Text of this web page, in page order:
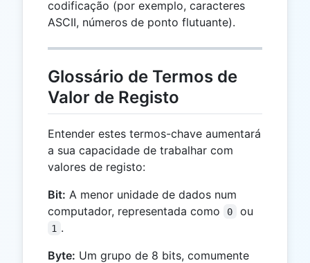
codificação (por exemplo, caracteres
ASCII, números de ponto flutuante).
Glossário de Termos de
Valor de Registo
Entender estes termos-chave aumentará
a sua capacidade de trabalhar com
valores de registo:
Bit: A menor unidade de dados num
computador, representada como
0 ou
1 .
Byte: Um grupo de 8 bits, comumente